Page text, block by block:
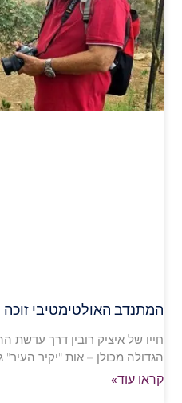
המתנדב האולטימטיבי זוכה
חייו של איציק רובין דרך
הגדולה מכולן – אות "יקיר העיר"
קראו עוד»